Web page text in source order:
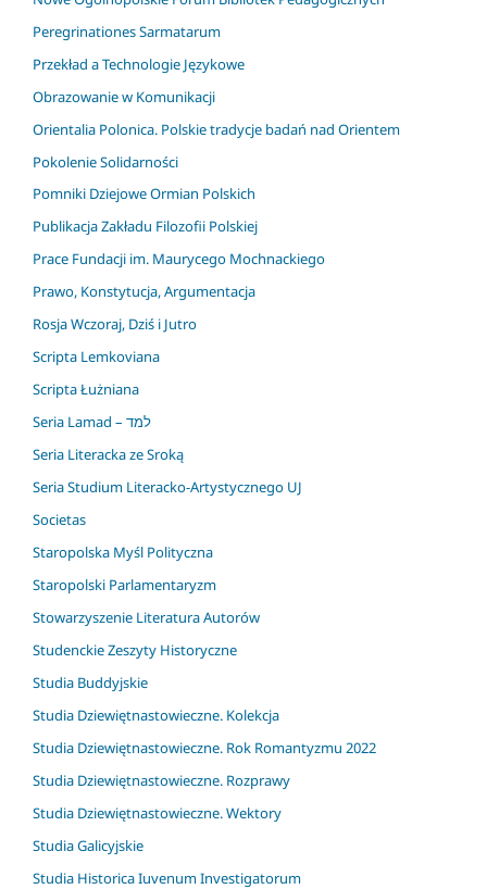
Peregrinationes Sarmatarum
Przekład a Technologie Językowe
Obrazowanie w Komunikacji
Orientalia Polonica. Polskie tradycje badań nad Orientem
Pokolenie Solidarności
Pomniki Dziejowe Ormian Polskich
Publikacja Zakładu Filozofii Polskiej
Prace Fundacji im. Maurycego Mochnackiego
Prawo, Konstytucja, Argumentacja
Rosja Wczoraj, Dziś i Jutro
Scripta Lemkoviana
Scripta Łużniana
Seria Lamad – למד
Seria Literacka ze Sroką
Seria Studium Literacko-Artystycznego UJ
Societas
Staropolska Myśl Polityczna
Staropolski Parlamentaryzm
Stowarzyszenie Literatura Autorów
Studenckie Zeszyty Historyczne
Studia Buddyjskie
Studia Dziewiętnastowieczne. Kolekcja
Studia Dziewiętnastowieczne. Rok Romantyzmu 2022
Studia Dziewiętnastowieczne. Rozprawy
Studia Dziewiętnastowieczne. Wektory
Studia Galicyjskie
Studia Historica Iuvenum Investigatorum